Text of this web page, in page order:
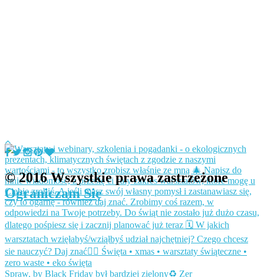
Spraw, by Black Friday był bardziej zielony♻️ Zer
© 2016 Wszystkie prawa zastrzeżone
Ograniczam Się